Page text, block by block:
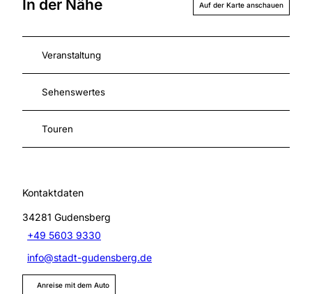
In der Nähe Auf der Karte anschauen
Veranstaltung
Sehenswertes
Touren
Kontaktdaten
34281 Gudensberg
+49 5603 9330
info@stadt-gudensberg.de
Anreise mit dem Auto